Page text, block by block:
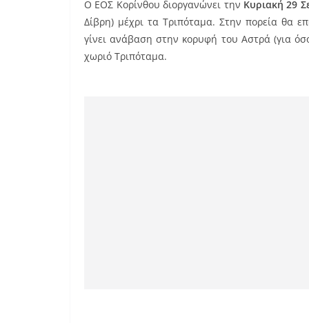
c
e
b
ai
l
er
e
Ο ΕΟΣ Κορίνθου διοργανώνει την Κυριακή 29
Δίβρη) μέχρι τα Τριπόταμα. Στην πορεία θα
γίνει ανάβαση στην κορυφή του Αστρά (για
χωριό Τριπόταμα.